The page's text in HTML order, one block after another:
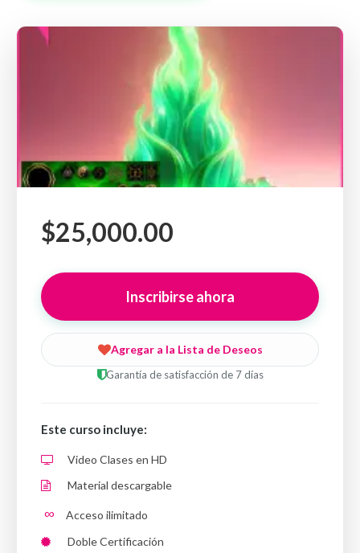
$25,000.00
Inscribirse ahora
Agregar a la Lista de Deseos
Garantía de satisfacción de 7 días
Este curso incluye:
Video Clases en HD
Material descargable
∞
Acceso ilimitado
Doble Certificación